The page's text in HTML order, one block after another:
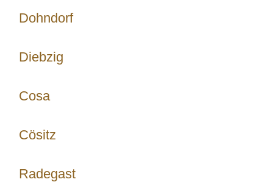
Dohndorf
Diebzig
Cosa
Cösitz
Radegast